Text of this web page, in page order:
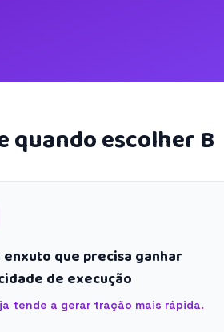
quando escolher B
enxuto que precisa ganhar
de execução
tende a gerar tração mais rápida.